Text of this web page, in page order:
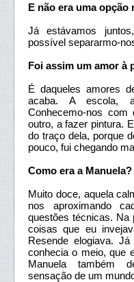
E não era uma
Já estávamos
possível separarmo-
Foi assim um amor à
É daqueles amores
acaba. A escola,
Conhecemo-nos
outro, a fazer pintura.
do traço dela, porque
pouco, fui chegando
Como era a Manuela?
Muito doce, aquela
nos aproximando
questões técnicas. Na
coisas que eu
Resende elogiava.
conhecia o meio, que
Manuela também
sensação de um